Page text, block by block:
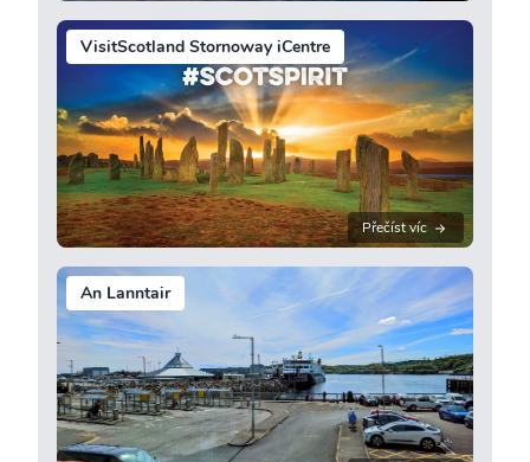
VisitScotland Stornoway iCentre
Přečíst víc
An Lanntair